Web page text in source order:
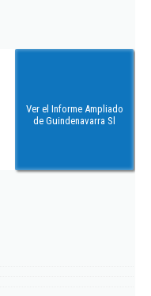
Ver el Informe Ampliado
de Guindenavarra Sl